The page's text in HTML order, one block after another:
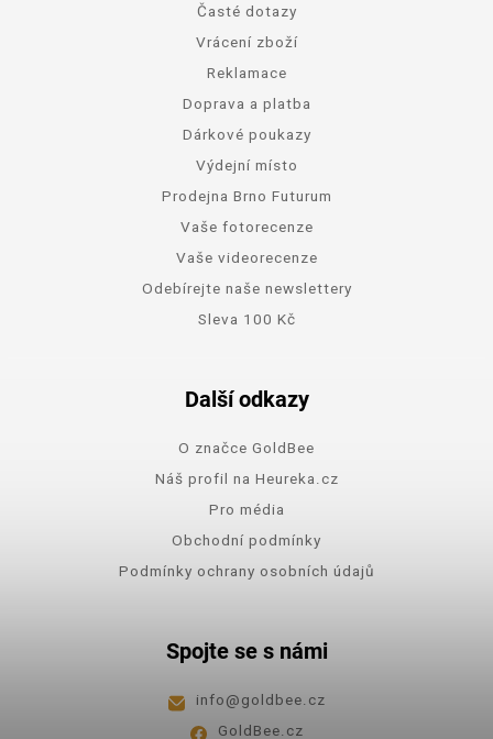
Časté dotazy
Vrácení zboží
Reklamace
Doprava a platba
Dárkové poukazy
Výdejní místo
Prodejna Brno Futurum
Vaše fotorecenze
Vaše videorecenze
Odebírejte naše newslettery
Sleva 100 Kč
Další odkazy
O značce GoldBee
Náš profil na Heureka.cz
Pro média
Obchodní podmínky
Podmínky ochrany osobních údajů
Spojte se s námi
info@goldbee.cz
GoldBee.cz